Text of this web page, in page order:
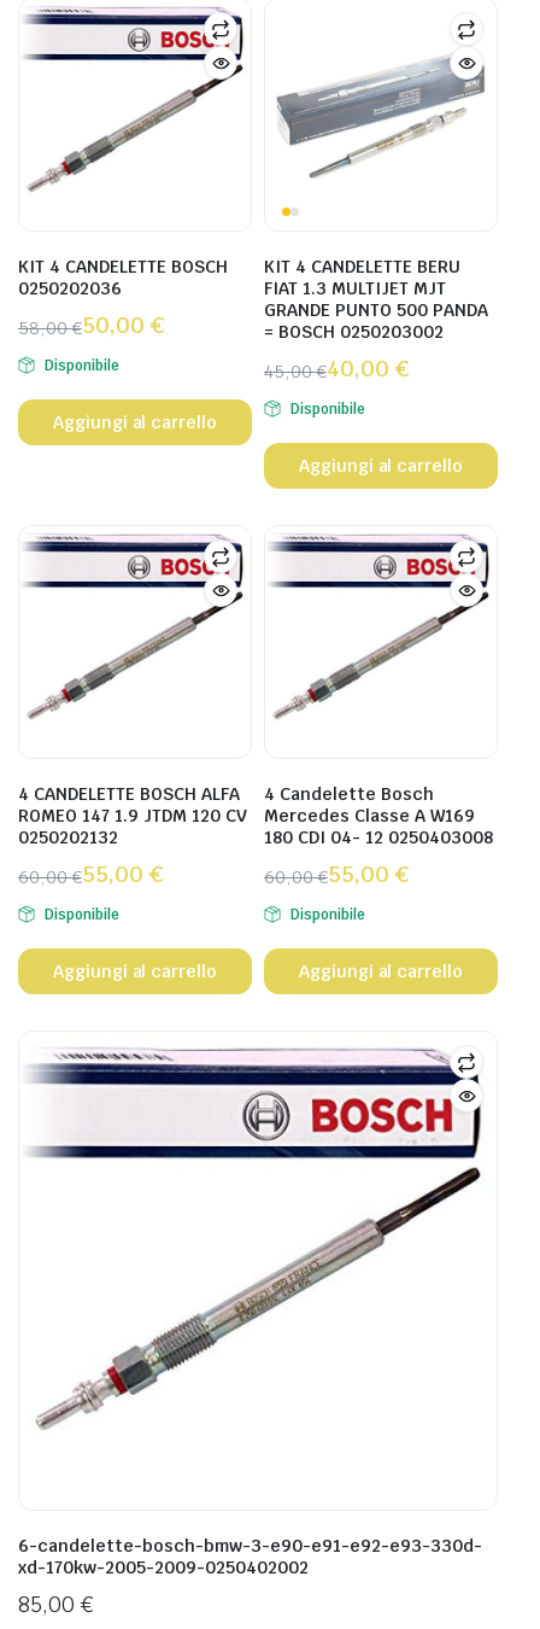
KIT 4 CANDELETTE BOSCH
0250202036
58,00€50,00 €
Disponibile
Aggiungi al carrello
KIT 4 CANDELETTE BERU
FIAT 1.3 MULTIJET MJT
GRANDE PUNTO 500 PANDA
= BOSCH 0250203002
45,00€40,00 €
Disponibile
Aggiungi al carrello
4 CANDELETTE BOSCH ALFA
ROMEO 147 1.9 JTDM 120 CV
0250202132
60,00€55,00 €
Disponibile
Aggiungi al carrello
4 Candelette Bosch
Mercedes Classe A W169
180 CDI 04- 12 0250403008
60,00€55,00 €
Disponibile
Aggiungi al carrello
6-candelette-bosch-bmw-3-e90-e91-e92-e93-330d-
xd-170kw-2005-2009-0250402002
85,00 €